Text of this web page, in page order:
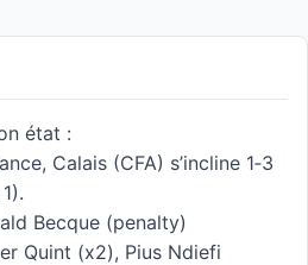
état :
Calais (CFA) s’incline 1‑3
Becque (penalty)
Quint (x2), Pius Ndiefi